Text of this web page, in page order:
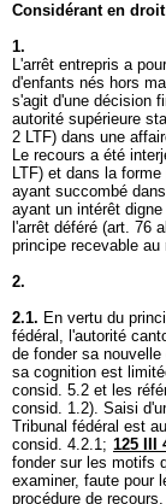
Considérant en
1.
L'arrêt entrepris a
d'enfants nés hors
s'agit d'une décision
autorité supérieure
2 LTF) dans une
Le recours a été
LTF) et dans la
ayant succombé
ayant un intérêt
l'arrêt déféré (art. 76
principe recevable
2.
2.1. En vertu du
fédéral, l'autorité
de fonder sa
sa cognition est
consid. 5.2 et les
consid. 1.2). Saisi
Tribunal fédéral est
consid. 4.2.1; 125 III
fonder sur les motifs
examiner, faute pour
procédure de